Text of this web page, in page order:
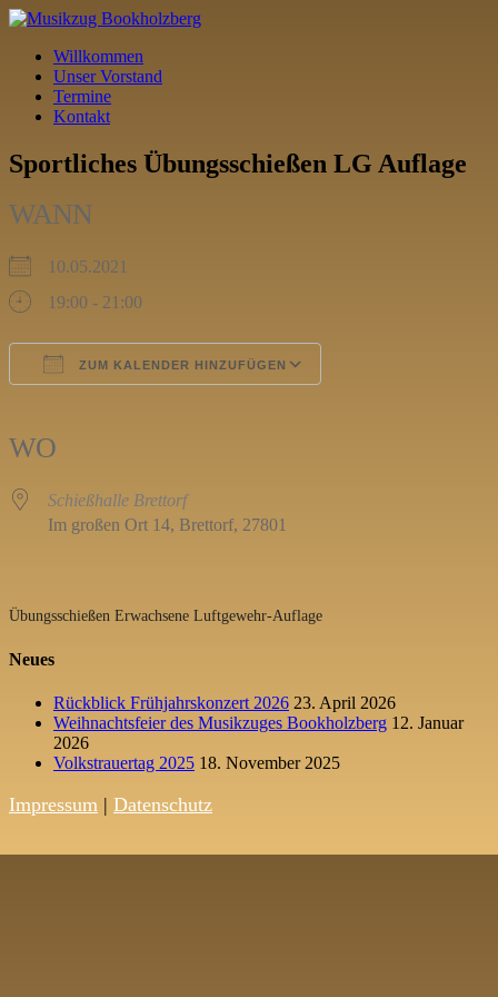
Willkommen
Unser Vorstand
Termine
Kontakt
Sportliches Übungsschießen LG Auflage
WANN
10.05.2021
19:00 - 21:00
ZUM KALENDER HINZUFÜGEN
WO
Schießhalle Brettorf
Im großen Ort 14, Brettorf, 27801
Übungsschießen Erwachsene Luftgewehr-Auflage
Neues
Rückblick Frühjahrskonzert 2026 23. April 2026
Weihnachtsfeier des Musikzuges Bookholzberg 12. Januar
2026
Volkstrauertag 2025 18. November 2025
Impressum | Datenschutz